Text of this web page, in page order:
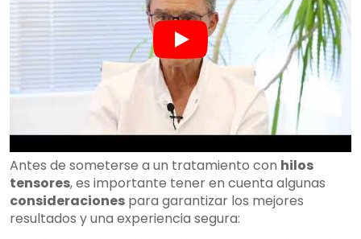
Antes de someterse a un tratamiento con hilos
tensores, es importante tener en cuenta algunas
consideraciones para garantizar los mejores
resultados y una experiencia segura: